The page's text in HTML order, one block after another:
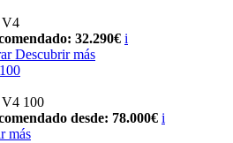
V4
32.290€ i
Descubrir más
100
desde: 78.000€ i
más